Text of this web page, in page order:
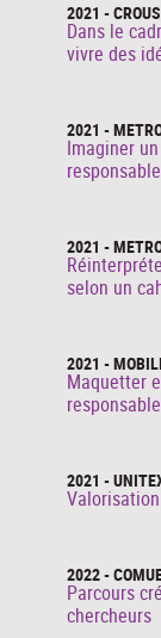
2021 -
Dans le
vivre des
2021 -
Imaginer
2021 -
selon un
2021 -
Maquetter
responsable
2021 -
2022 -
Parcours
chercheurs